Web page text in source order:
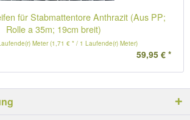
für Stabmattentore Anthrazit (Aus PP;
Rolle a 35m; 19cm breit)
Meter(1,71 € * / 1 Laufende(r) Meter)
59,95 € *